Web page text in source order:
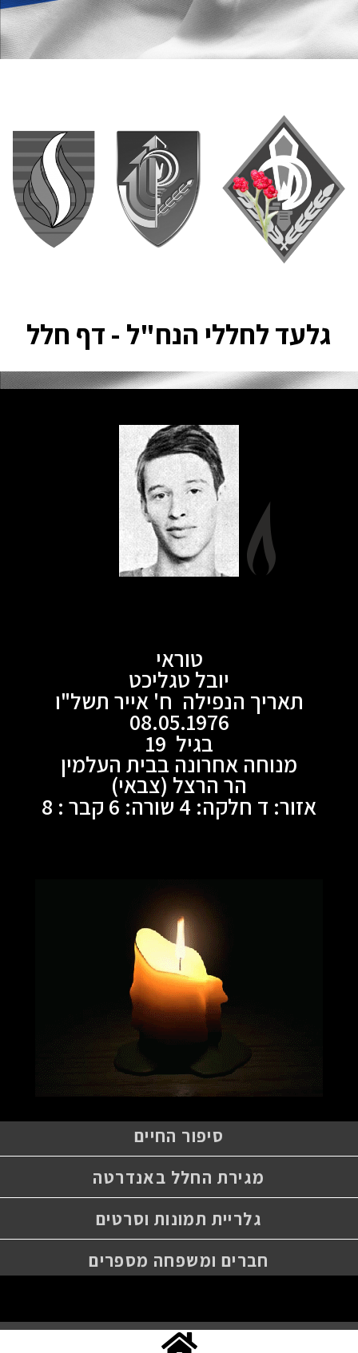
גלעד לחללי הנח"ל - דף חלל
טוראי
יובל טגליכט
תאריך הנפילה ח' אייר תשל"ו
08.05.1976
בגיל 19
מנוחה אחרונה בבית העלמין
הר הרצל (צבאי)
אזור: ד חלקה: 4 שורה: 6 קבר : 8
סיפור החיים
מגירת החלל באנדרטה
גלריית תמונות וסרטים
חברים ומשפחה מספרים